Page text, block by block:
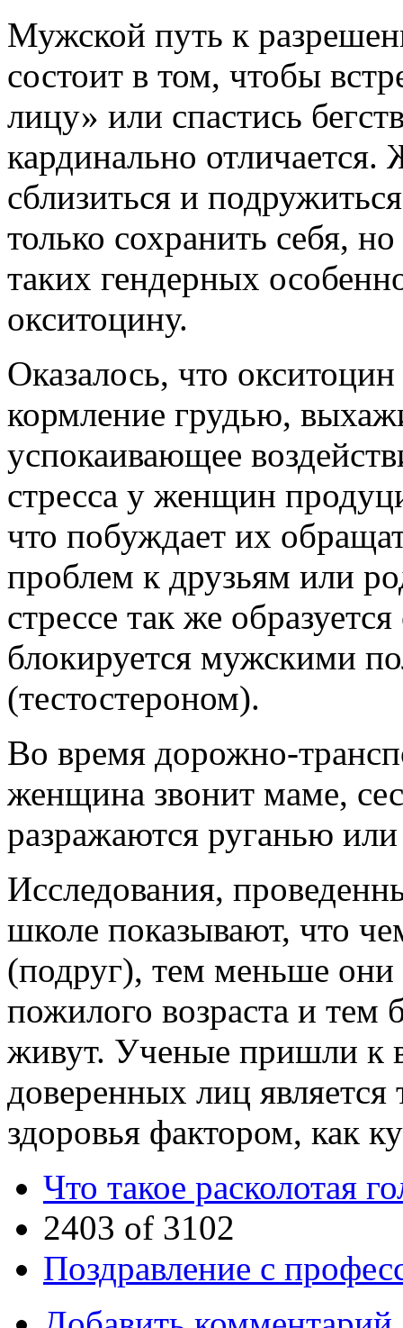
Мужской путь к
состоит в том, чтобы
лицу» или спастись
кардинально
сблизиться и
только сохранить себя,
таких гендерных
окситоцину.
Оказалось, что
кормление грудью,
успокаивающее
стресса у женщин
что побуждает их
проблем к друзьям или
стрессе так же
блокируется мужскими
(тестостероном).
Во время дорожно-
женщина звонит маме,
разражаются руганью
Исследования,
школе показывают, что
(подруг), тем меньше
пожилого возраста и тем
живут. Ученые пришли к
доверенных лиц
здоровья фактором, как
Что такое расколотая
2403 of 3102
Поздравление с